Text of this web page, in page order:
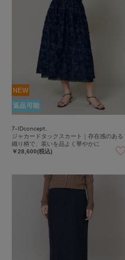
NEW
返品可能
7-IDconcept.
ジャカードタックスカート｜存在感のある
織り柄で、装いを品よく華やかに
￥28,600(税込)